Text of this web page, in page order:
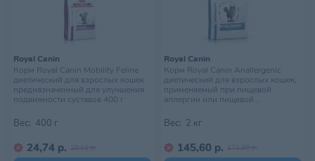
Royal Canin
Корм Royal Canin Mobility Feline
диетический для взрослых кошек
предназначенный для улучшения
подвижности суставов 400 г
Вес: 400 г
24,74 р. 29,11 р.
Royal Canin
Корм Royal Canin Anallergenic
диетический для взрослых кошек,
применяемый при пищевой
аллергии или пищевой
ингредиентов, 2 кг
Вес: 2 кг
145,60 р. 171,30 р.